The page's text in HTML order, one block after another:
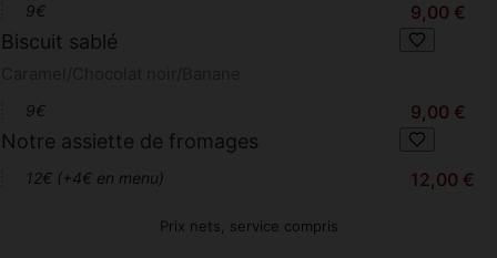
9€ 9,00 €
Biscuit sablé
9€ 9,00 €
Notre assiette de fromages
12€ (+4€ en menu) 12,00 €
Prix nets, service compris